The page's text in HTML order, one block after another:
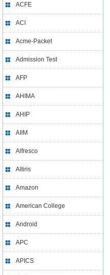
ACFE
ACI
Acme-Packet
Admission Test
AFP
AHIMA
AHIP
AIIM
Alfresco
Altiris
Amazon
American College
Android
APC
APICS